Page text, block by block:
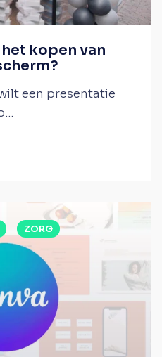
kopen van
een presentatie
ZORG